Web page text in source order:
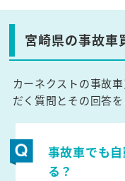
宮崎県の事故車
カーネクストの事故
だく質問とその回答
事故車でも
る？